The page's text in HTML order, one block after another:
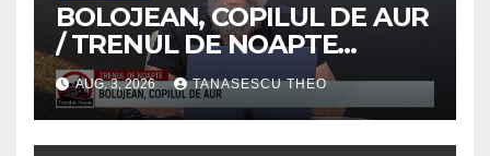
BOLOJEAN, COPILUL DE AUR
/ TRENUL DE NOAPTE
/VIDEO
AUG. 3, 2026 TANASESCU THEO